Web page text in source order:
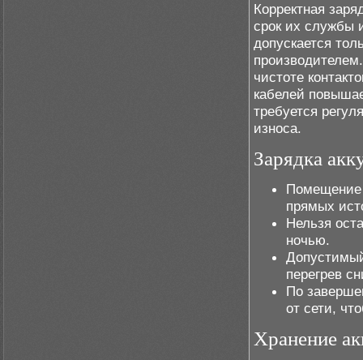
Корректная
срок их службы
допускается
чистоте
кабелей
требуется
износа.
Зарядка
Помещение
прямых
Нельзя
ночью.
перегрев
По
от сети,
Хранение